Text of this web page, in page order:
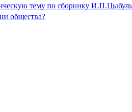
тему по сборнику
общества?